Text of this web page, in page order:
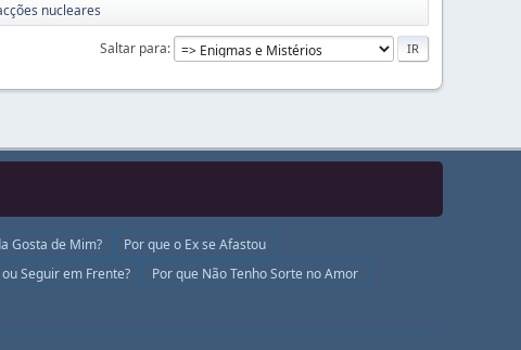
nucleares
Saltar para
Gosta de Mim?
Por que o Ex se Afastou
Seguir em Frente?
Por que Não Tenho Sorte no Amor